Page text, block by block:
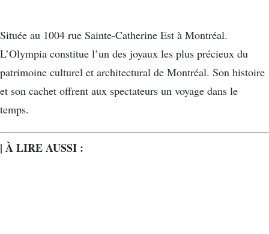
Située au 1004 rue Sainte-Catherine Est à Montréal.
L’Olympia constitue l’un des joyaux les plus précieux du
patrimoine culturel et architectural de Montréal. Son histoire
et son cachet offrent aux spectateurs un voyage dans le
temps.
| À LIRE AUSSI :